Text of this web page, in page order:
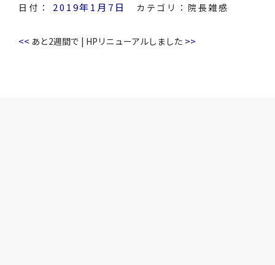
日付： 2019年1月7日 カテゴリ： 院長雑感
<< あと2週間で | HPリニューアルしました >>